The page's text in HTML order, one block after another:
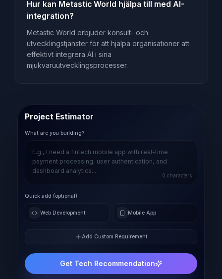
Hur kan Metastic World hjälpa till med AI-
integration?
Metastic World erbjuder konsult- och
utvecklingstjänster för att hjälpa organisationer att
effektivt integrera AI i sina
mjukvaruutvecklingsprocesser.
Project Estimator
What are you building?
0 characters
Quick add (optional)
Web Development Mobile App
Add Custom Requirement
Get Tech Recommendation